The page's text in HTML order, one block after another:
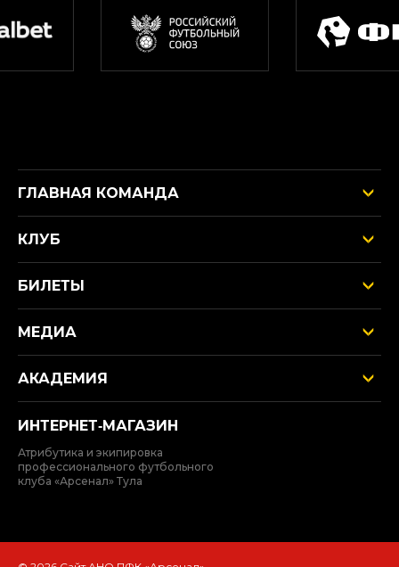
ГЛАВНАЯ КОМАНДА
КЛУБ
БИЛЕТЫ
МЕДИА
АКАДЕМИЯ
ИНТЕРНЕТ‑МАГАЗИН
Атрибутика и экипировка
профессионального футбольного
клуба «Арсенал» Тула